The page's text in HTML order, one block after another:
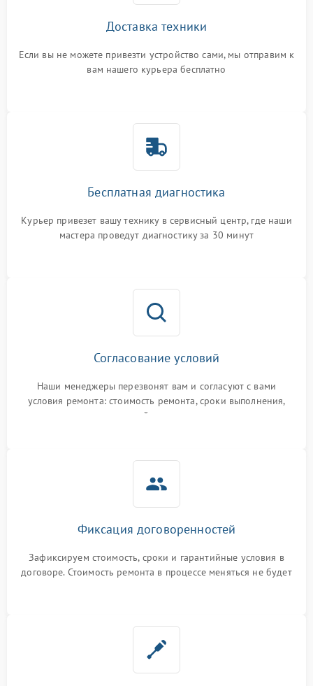
Доставка техники
Если вы не можете привезти устройство сами, мы отправим к
вам нашего курьера бесплатно
Бесплатная диагностика
Курьер привезет вашу технику в сервисный центр, где наши
мастера проведут диагностику за 30 минут
Согласование условий
Наши менеджеры перезвонят вам и согласуют с вами
условия ремонта: стоимость ремонта, сроки выполнения,
гарантийные условия
Фиксация договоренностей
Зафиксируем стоимость, сроки и гарантийные условия в
договоре. Стоимость ремонта в процессе меняться не будет